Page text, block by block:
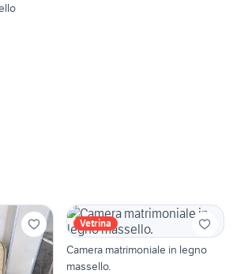
Vetrina
Camera matrimoniale in legno
massello.